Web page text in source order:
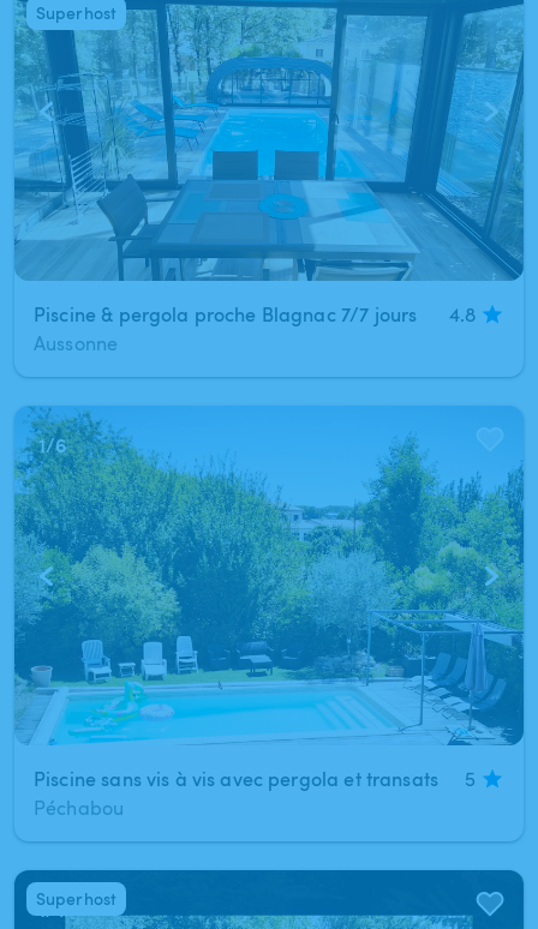
Piscine & pergola proche Blagnac 7/7 jours
4.8
Aussonne
Superhost
1/6
Piscine sans vis à vis avec pergola et transats
5
Péchabou
1/4
Superhost